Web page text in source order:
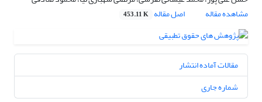
مشاهده مقاله
اصل مقاله 453.11 K
مقالات آماده انتشار
شماره جاری